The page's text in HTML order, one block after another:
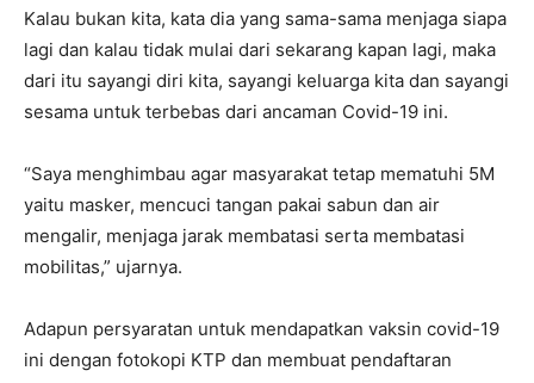
Kalau bukan kita, kata dia yang sama-sama menjaga siapa
lagi dan kalau tidak mulai dari sekarang kapan lagi, maka
dari itu sayangi diri kita, sayangi keluarga kita dan sayangi
sesama untuk terbebas dari ancaman Covid-19 ini.
“Saya menghimbau agar masyarakat tetap mematuhi 5M
yaitu masker, mencuci tangan pakai sabun dan air
mengalir, menjaga jarak membatasi serta membatasi
mobilitas,” ujarnya.
Adapun persyaratan untuk mendapatkan vaksin covid-19
ini dengan fotokopi KTP dan membuat pendaftaran